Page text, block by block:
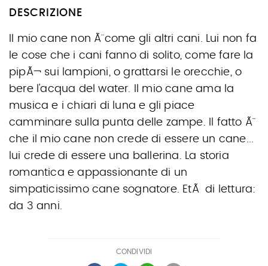
DESCRIZIONE
Il mio cane non Ã¨ come gli altri cani. Lui non fa
le cose che i cani fanno di solito, come fare la
pipÃ¬ sui lampioni, o grattarsi le orecchie, o
bere l'acqua del water. Il mio cane ama la
musica e i chiari di luna e gli piace
camminare sulla punta delle zampe. Il fatto Ã¨
che il mio cane non crede di essere un cane...
lui crede di essere una ballerina. La storia
romantica e appassionante di un
simpaticissimo cane sognatore. EtÃ di lettura:
da 3 anni.
CONDIVIDI